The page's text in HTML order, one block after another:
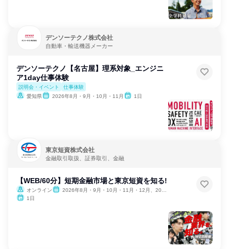
デンソーテクノ株式会社
自動車・輸送機器メーカー
デンソーテクノ【名古屋】理系対象_エンジニ
ア1day仕事体験
説明会・イベント
仕事体験
愛知県
2026年8月・9月・10月・11月 1日
東京短資株式会社
金融取引取扱、証券取引、金融
【WEB/60分】短期金融市場と東京短資を知る!
オンライン
2026年8月・9月・10月・11月・12月、2027年1月
1日